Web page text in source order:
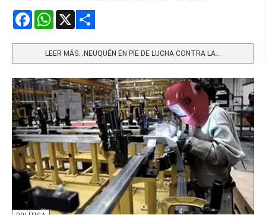
FacebookWhatsApp
LEER MÁS…NEUQUÉN EN PIE DE LUCHA CONTRA LA...